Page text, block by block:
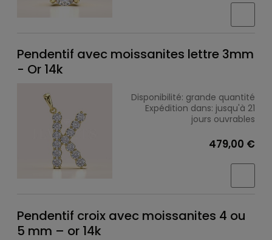
Pendentif avec moissanites lettre 3mm
- Or 14k
Disponibilité: grande quantité
Expédition dans: jusqu'à 21
jours ouvrables
479,00 €
Pendentif croix avec moissanites 4 ou
5 mm – or 14k